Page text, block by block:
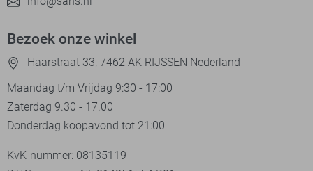
Bezoek onze winkel
Haarstraat 33, 7462 AK RIJSSEN Nederland
Maandag t/m Vrijdag 9:30 - 17:00
Zaterdag 9.30 - 17.00
Donderdag koopavond tot 21:00
KvK-nummer: 08135119